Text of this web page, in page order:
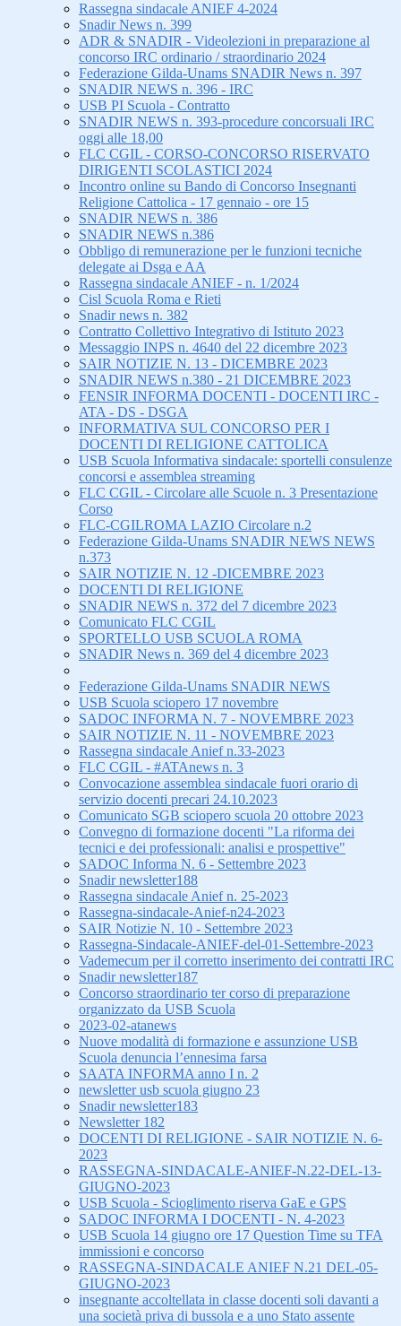
Rassegna sindacale ANIEF 4-2024
Snadir News n. 399
ADR & SNADIR - Videolezioni in preparazione al
concorso IRC ordinario / straordinario 2024
Federazione Gilda-Unams SNADIR News n. 397
SNADIR NEWS n. 396 - IRC
USB PI Scuola - Contratto
SNADIR NEWS n. 393-procedure concorsuali IRC
oggi alle 18,00
FLC CGIL - CORSO-CONCORSO RISERVATO
DIRIGENTI SCOLASTICI 2024
Incontro online su Bando di Concorso Insegnanti
Religione Cattolica - 17 gennaio - ore 15
SNADIR NEWS n. 386
SNADIR NEWS n.386
Obbligo di remunerazione per le funzioni tecniche
delegate ai Dsga e AA
Rassegna sindacale ANIEF - n. 1/2024
Cisl Scuola Roma e Rieti
Snadir news n. 382
Contratto Collettivo Integrativo di Istituto 2023
Messaggio INPS n. 4640 del 22 dicembre 2023
SAIR NOTIZIE N. 13 - DICEMBRE 2023
SNADIR NEWS n.380 - 21 DICEMBRE 2023
FENSIR INFORMA DOCENTI - DOCENTI IRC -
ATA - DS - DSGA
INFORMATIVA SUL CONCORSO PER I
DOCENTI DI RELIGIONE CATTOLICA
USB Scuola Informativa sindacale: sportelli consulenze
concorsi e assemblea streaming
FLC CGIL - Circolare alle Scuole n. 3 Presentazione
Corso
FLC-CGILROMA LAZIO Circolare n.2
Federazione Gilda-Unams SNADIR NEWS NEWS
n.373
SAIR NOTIZIE N. 12 -DICEMBRE 2023
DOCENTI DI RELIGIONE
SNADIR NEWS n. 372 del 7 dicembre 2023
Comunicato FLC CGIL
SPORTELLO USB SCUOLA ROMA
SNADIR News n. 369 del 4 dicembre 2023
Federazione Gilda-Unams SNADIR NEWS
USB Scuola sciopero 17 novembre
SADOC INFORMA N. 7 - NOVEMBRE 2023
SAIR NOTIZIE N. 11 - NOVEMBRE 2023
Rassegna sindacale Anief n.33-2023
FLC CGIL - #ATAnews n. 3
Convocazione assemblea sindacale fuori orario di
servizio docenti precari 24.10.2023
Comunicato SGB sciopero scuola 20 ottobre 2023
Convegno di formazione docenti "La riforma dei
tecnici e dei professionali: analisi e prospettive"
SADOC Informa N. 6 - Settembre 2023
Snadir newsletter188
Rassegna sindacale Anief n. 25-2023
Rassegna-sindacale-Anief-n24-2023
SAIR Notizie N. 10 - Settembre 2023
Rassegna-Sindacale-ANIEF-del-01-Settembre-2023
Vademecum per il corretto inserimento dei contratti IRC
Snadir newsletter187
Concorso straordinario ter corso di preparazione
organizzato da USB Scuola
2023-02-atanews
Nuove modalità di formazione e assunzione USB
Scuola denuncia l’ennesima farsa
SAATA INFORMA anno I n. 2
newsletter usb scuola giugno 23
Snadir newsletter183
Newsletter 182
DOCENTI DI RELIGIONE - SAIR NOTIZIE N. 6-
2023
RASSEGNA-SINDACALE-ANIEF-N.22-DEL-13-
GIUGNO-2023
USB Scuola - Scioglimento riserva GaE e GPS
SADOC INFORMA I DOCENTI - N. 4-2023
USB Scuola 14 giugno ore 17 Question Time su TFA
immissioni e concorso
RASSEGNA-SINDACALE ANIEF N.21 DEL-05-
GIUGNO-2023
insegnante accoltellata in classe docenti soli davanti a
una società priva di bussola e a uno Stato assente